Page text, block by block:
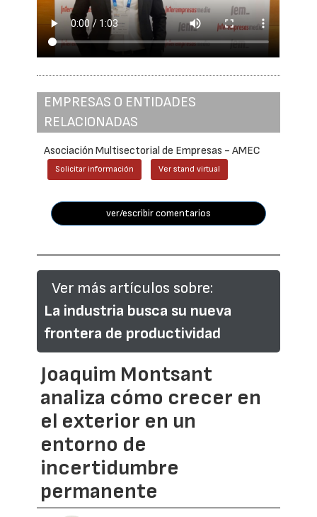
EMPRESAS O ENTIDADES
RELACIONADAS
Asociación Multisectorial de Empresas - AMEC
Solicitar información Ver stand virtual
ver/escribir comentarios
Ver más artículos sobre:
La industria busca su nueva
frontera de productividad
Joaquim Montsant
analiza cómo crecer en
el exterior en un
entorno de
incertidumbre
permanente